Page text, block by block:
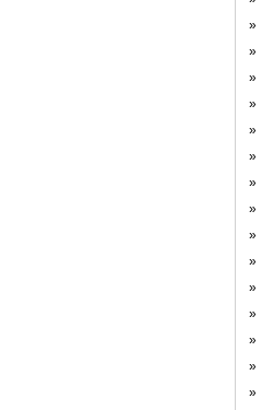
»
»
»
»
»
»
»
»
»
»
»
»
»
»
»